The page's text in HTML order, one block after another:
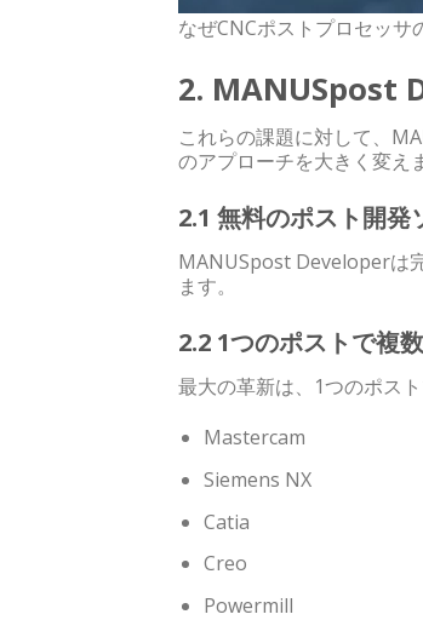
なぜCNCポストプロセッサ
2. MANUSpost
これらの課題に対して、
のアプローチを大きく変え
2.1 無料のポスト開発
MANUSpost Developerは
ます。
2.2 1つのポストで複
最大の革新は、1つのポス
Mastercam
Siemens NX
Catia
Creo
Powermill